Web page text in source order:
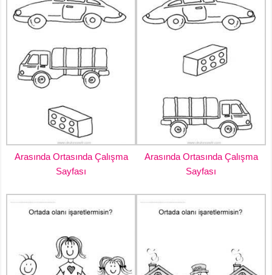
Arasında Ortasında Çalışma
Sayfası
Arasında Ortasında Çalışma
Sayfası